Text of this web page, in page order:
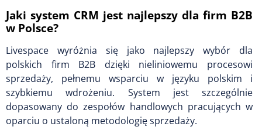
Jaki system CRM jest najlepszy dla firm B2B
w Polsce?
Livespace wyróżnia się jako najlepszy wybór dla
polskich firm B2B dzięki nieliniowemu procesowi
sprzedaży, pełnemu wsparciu w języku polskim i
szybkiemu wdrożeniu. System jest szczególnie
dopasowany do zespołów handlowych pracujących w
oparciu o ustaloną metodologię sprzedaży.